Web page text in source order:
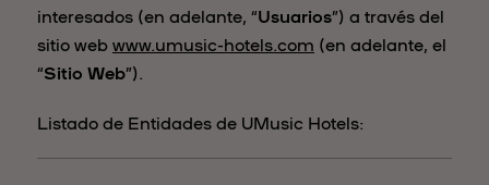
interesados (en adelante, “Usuarios”) a través del
sitio webwww.umusic-hotels.com (en adelante, el
“Sitio Web”).
Listado de Entidades de UMusic Hotels: